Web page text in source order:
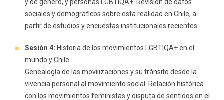
y de género, y personas LGBTIQA+. Revisión de datos
sociales y demográficos sobre esta realidad en Chile, a
partir de estudios y encuestas institucionales recientes.
Sesión 4: Historia de los movimientos LGBTIQA+ en el
mundo y Chile.
Genealogía de las movilizaciones y su tránsito desde la
vivencia personal al movimiento social. Relación histórica
con los movimientos feministas y disputa de sentidos en el